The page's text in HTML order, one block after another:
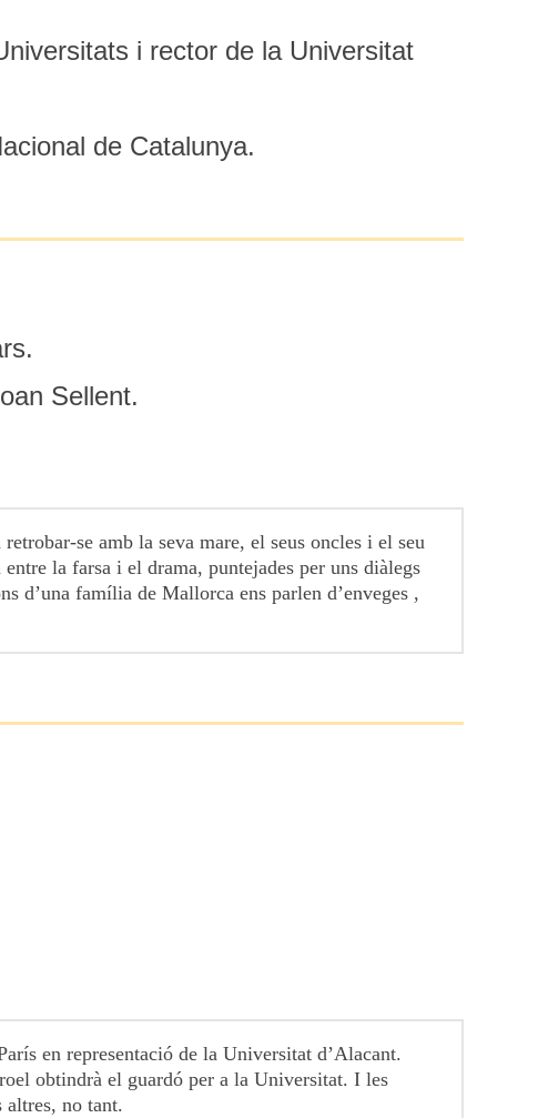
i rector de la Universitat
de Catalunya.
Sellent.
se amb la seva mare, el seus oncles i el seu
la farsa i el drama, puntejades per uns diàlegs
d’una família de Mallorca ens parlen d’enveges ,
en representació de la Universitat d’Alacant.
obtindrà el guardó per a la Universitat. I les
altres, no tant.